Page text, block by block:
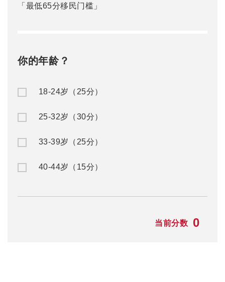
「最低65分移民门槛」
你的年龄？
18-24岁（25分）
25-32岁（30分）
33-39岁（25分）
40-44岁（15分）
当前分数 0